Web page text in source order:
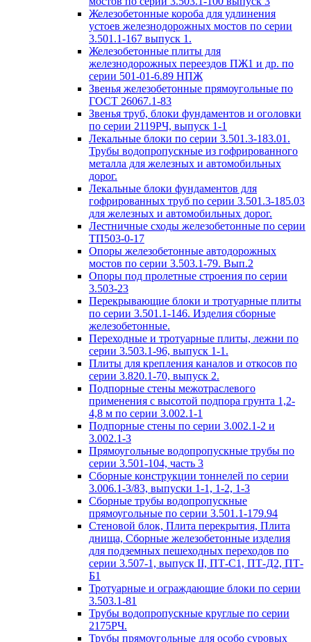
Железобетонные короба для удлинения
устоев железнодорожных мостов по серии
3.501.1-167 выпуск 1.
Железобетонные плиты для
железнодорожных переездов ПЖ1 и др. по
серии 501-01-6.89 НПЖ
Звенья железобетонные прямоугольные по
ГОСТ 26067.1-83
Звенья труб, блоки фундаментов и оголовки
по серии 2119РЧ, выпуск 1-1
Лекальные блоки по серии 3.501.3-183.01.
Трубы водопропускные из гофрированного
металла для железных и автомобильных
дорог.
Лекальные блоки фундаментов для
гофрированных труб по серии 3.501.3-185.03
для железных и автомобильных дорог.
Лестничные сходы железобетонные по серии
ТП503-0-17
Опоры железобетонные автодорожных
мостов по серии 3.503.1-79. Вып.2
Опоры под пролетные строения по серии
3.503-23
Перекрывающие блоки и тротуарные плиты
по серии 3.501.1-146. Изделия сборные
железобетонные.
Переходные и тротуарные плиты, лежни по
серии 3.503.1-96, выпуск 1-1.
Плиты для крепления каналов и откосов по
серии 3.820.1-70, выпуск 2.
Подпорные стены межотраслевого
применения с высотой подпора грунта 1,2-
4,8 м по серии 3.002.1-1
Подпорные стены по серии 3.002.1-2 и
3.002.1-3
Прямоугольные водопропускные трубы по
серии 3.501-104, часть 3
Сборные конструкции тоннелей по серии
3.006.1-3/83, выпуски 1-1, 1-2, 1-3
Сборные трубы водопропускные
прямоугольные по серии 3.501.1-179.94
Стеновой блок, Плита перекрытия, Плита
днища, Сборные железобетонные изделия
для подземных пешеходных переходов по
серии 3.507-1, выпуск II, ПТ-С1, ПТ-Д2, ПТ-
Б1
Тротуарные и ограждающие блоки по серии
3.503.1-81
Трубы водопропускные круглые по серии
2175РЧ.
Трубы прямоугольные для особо суровых